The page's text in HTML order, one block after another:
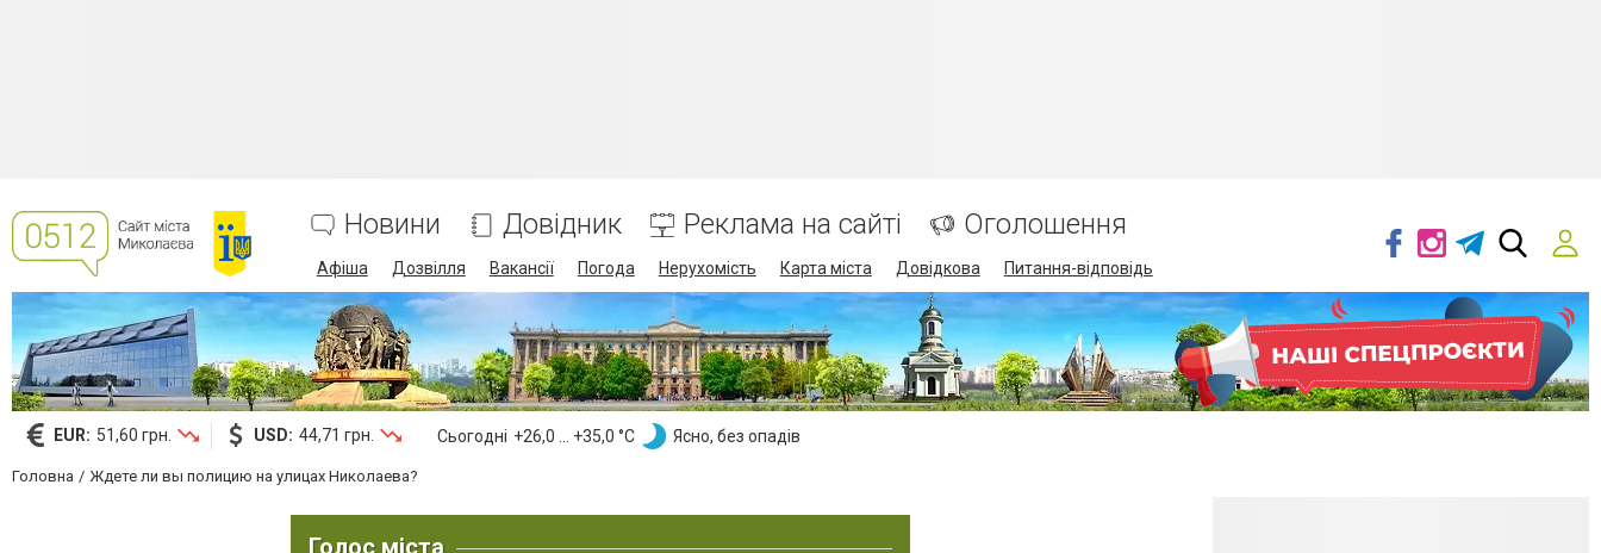
Новини Довідник Реклама на сайті Оголошення
Афіша Дозвілля Вакансії Погода Нерухомість Карта міста Довідкова Питання-відповідь
EUR: 51,60 грн. USD: 44,71 грн. Сьогодні +26,0 ... +35,0 °С Ясно, без опадів
Головна Ждете ли вы полицию на улицах Николаева?
Голос міста